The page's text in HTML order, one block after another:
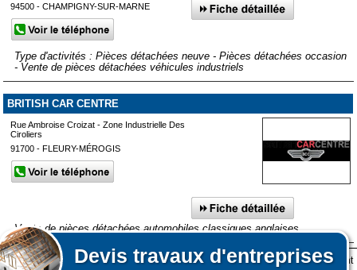
Devis travaux d'entreprises
94500 - CHAMPIGNY-SUR-MARNE
Type d'activités : Pièces détachées neuve - Pièces détachées occasion
- Vente de pièces détachées véhicules industriels
BRITISH CAR CENTRE
Rue Ambroise Croizat - Zone Industrielle Des
Ciroliers
91700 - FLEURY-MÉROGIS
Vente de pièces détachées automobiles classiques anglaises
Lors de votre visite sur notre site des fichiers informatiques nommés cookies sont